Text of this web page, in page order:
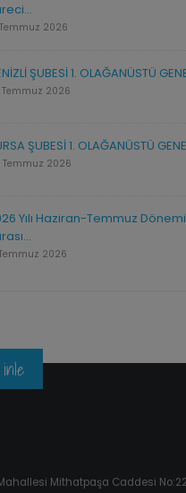
Temmuz 2026
ŞUBESİ 1. OLAĞANÜSTÜ
Temmuz 2026
ŞUBESİ 1. OLAĞANÜSTÜ
Temmuz 2026
Yılı Haziran-Temmuz
2026
Mithatpaşa Caddesi